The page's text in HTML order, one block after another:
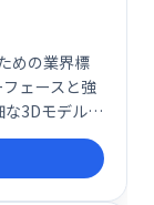
めの業界標
ェースと強
3Dモデル作
個人作品ま
ラシツール
なグラフィ